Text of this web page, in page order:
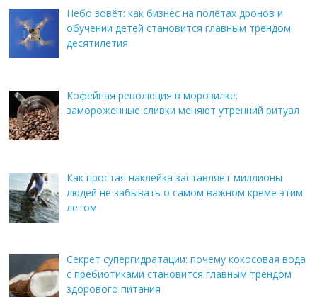
Небо зовёт: как бизнес на полётах дронов и
обучении детей становится главным трендом
десятилетия
Кофейная революция в морозилке:
замороженные сливки меняют утренний ритуал
Как простая наклейка заставляет миллионы
людей не забывать о самом важном креме этим
летом
Секрет супергидратации: почему кокосовая вода
с пребиотиками становится главным трендом
здорового питания